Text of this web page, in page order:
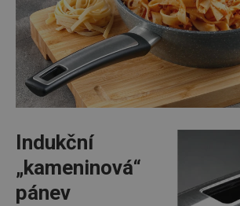
Indukční
„kameninová“
pánev